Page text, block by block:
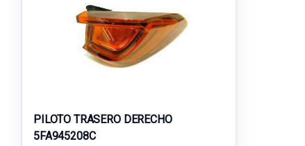
PILOTO TRASERO DERECHO
5FA945208C